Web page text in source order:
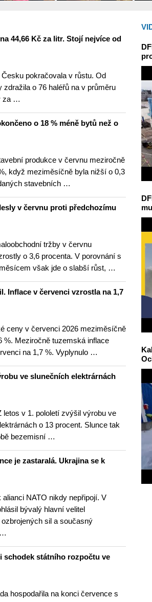
44,66 Kč za litr. Stojí nejvíce od
pokračovala v růstu. Od
zdražila o 76 haléřů na v průměru
za …
o 18 % méně bytů než o
produkce v červnu meziročně
když meziměsíčně byla nižší o 0,3
stavebních …
v červnu proti předchozímu
tržby v červnu
o 3,6 procenta. V porovnání s
však jde o slabší růst, …
Inflace v červenci vzrostla na 1,7
ceny v červenci 2026 meziměsíčně
%. Meziročně tuzemská inflace
na 1,7 %. Vyplynulo …
ve slunečních elektrárnách
letos v 1. pololetí zvýšil výrobu ve
o 13 procent. Slunce tak
bezemisní …
je zastaralá. Ukrajina se k
alianci NATO nikdy nepřipojí. V
bývalý hlavní velitel
sil a současný
schodek státního rozpočtu ve
hospodařila na konci července s